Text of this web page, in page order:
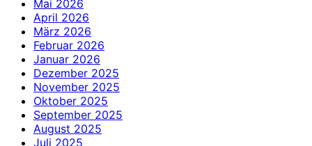
Mai 2026
April 2026
März 2026
Februar 2026
Januar 2026
Dezember 2025
November 2025
Oktober 2025
September 2025
August 2025
Juli 2025